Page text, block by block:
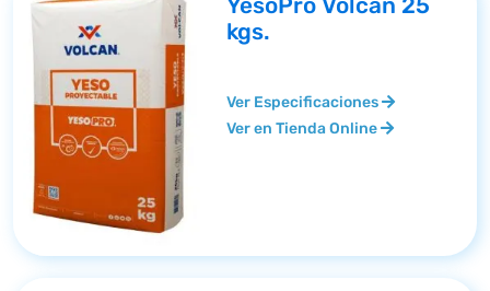
kgs.
Ver Especificaciones
Ver en Tienda Online